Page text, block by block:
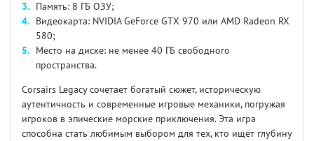
Память: 8 ГБ ОЗУ;
Видеокарта: NVIDIA GeForce GTX 970 или AMD Radeon RX
580;
Место на диске: не менее 40 ГБ свободного
пространства.
Corsairs Legacy сочетает богатый сюжет, историческую
аутентичность и современные игровые механики, погружая
игроков в эпические морские приключения. Эта игра
способна стать любимым выбором для тех, кто ищет глубину